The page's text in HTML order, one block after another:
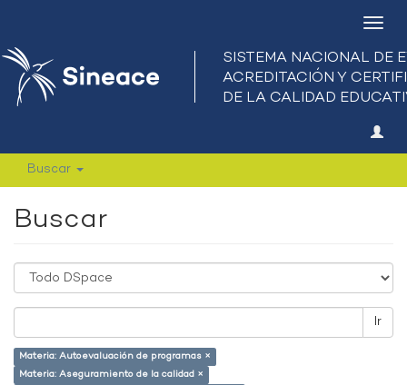
Buscar
Buscar
Ir
Materia: Autoevaluación de programas ×
Materia: Aseguramiento de la calidad ×